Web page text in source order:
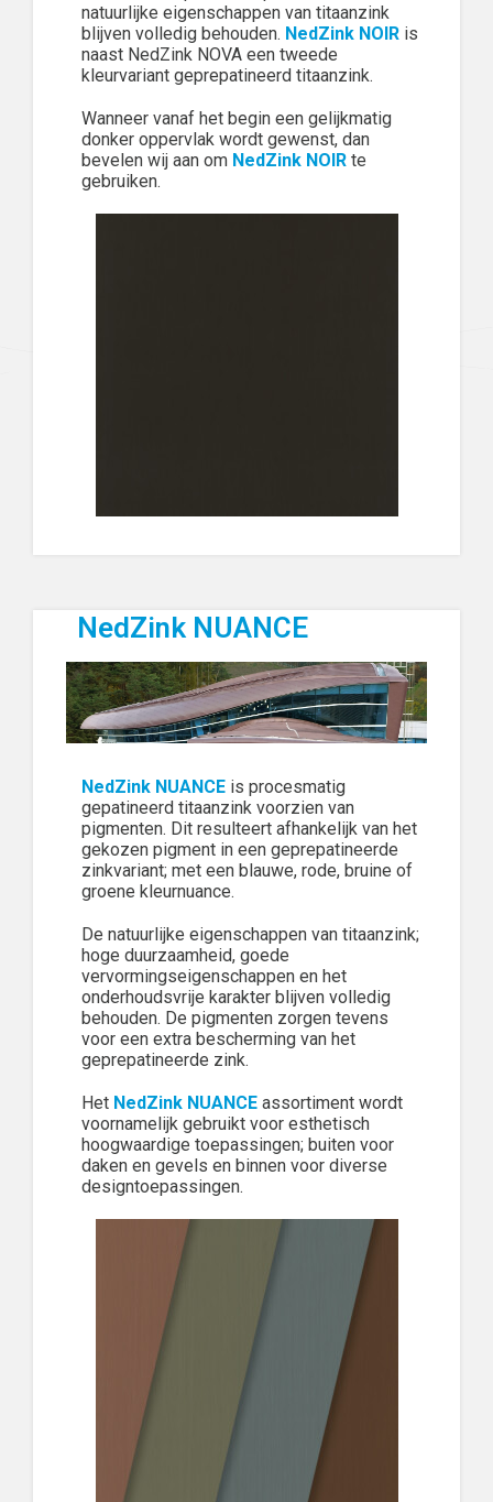
natuurlijke eigenschappen van titaanzink
blijven volledig behouden. NedZink NOIR is
naast NedZink NOVA een tweede
kleurvariant geprepatineerd titaanzink.
Wanneer vanaf het begin een gelijkmatig
donker oppervlak wordt gewenst, dan
bevelen wij aan om NedZink NOIR te
gebruiken.
NedZink NUANCE
NedZink NUANCE is procesmatig
gepatineerd titaanzink voorzien van
pigmenten. Dit resulteert afhankelijk van het
gekozen pigment in een geprepatineerde
zinkvariant; met een blauwe, rode, bruine of
groene kleurnuance.
De natuurlijke eigenschappen van titaanzink;
hoge duurzaamheid, goede
vervormingseigenschappen en het
onderhoudsvrije karakter blijven volledig
behouden. De pigmenten zorgen tevens
voor een extra bescherming van het
geprepatineerde zink.
Het NedZink NUANCE assortiment wordt
voornamelijk gebruikt voor esthetisch
hoogwaardige toepassingen; buiten voor
daken en gevels en binnen voor diverse
designtoepassingen.